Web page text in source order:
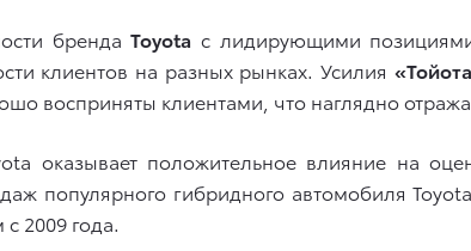
брендаToyota с лидирующими
клиентов на разных рынках. Усилия
восприняты клиентами, что наглядно
оказывает положительное влияние на
популярного гибридного автомобиля
2009 года.